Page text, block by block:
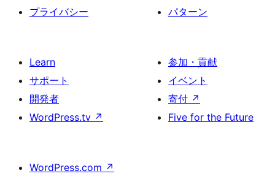
プライバシー
パターン
Learn
サポート
開発者
WordPress.tv ↗
参加・貢献
イベント
寄付 ↗
Five for the Future
WordPress.com ↗